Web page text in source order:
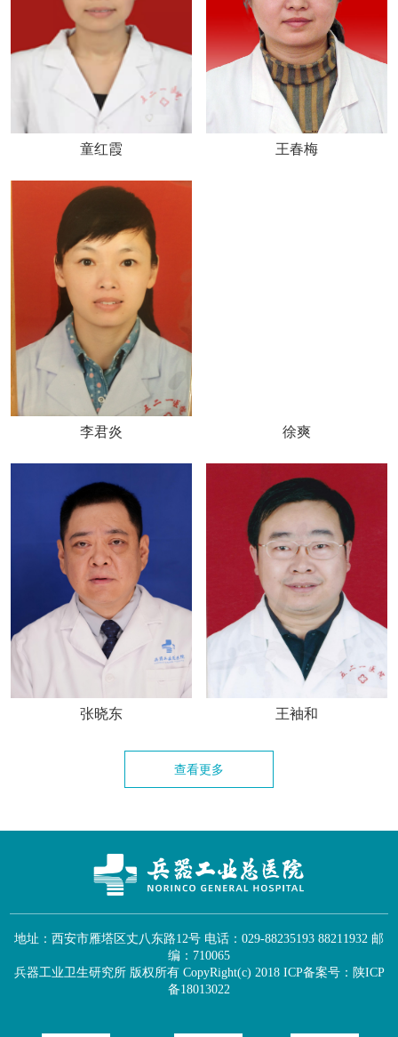
童红霞 王春梅
李君炎 徐爽
张晓东 王袖和
查看更多
地址：西安市雁塔区丈八东路12号 电话：029-88235193 88211932 邮
编：710065
兵器工业卫生研究所 版权所有 CopyRight(c) 2018 ICP备案号：陕ICP
备18013022